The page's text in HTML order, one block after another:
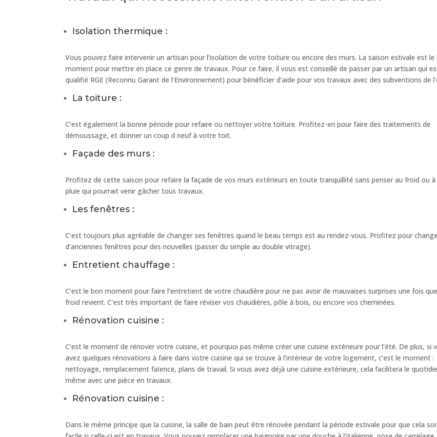
Isolation thermique :
Vous pouvez faire intervenir un artisan pour l’isolation de votre toiture ou encore des murs. La saison estivale est le
moment pour mettre en place ce genre de travaux. Pour ce faire, il vous est conseillé de passer par un artisan qui
qualifié RGE (Reconnu Garant de l’Environnement) pour bénéficier d’aide pour vos travaux avec des subventions de
La toiture :
C’est également la bonne période pour refaire ou nettoyer votre toiture. Profitez-en pour faire des traitements de
démoussage, et donner un coup d neuf à votre toit.
Façade des murs :
Profitez de cette saison pour refaire la façade de vos murs extérieurs en toute tranquillité sans penser au froid ou à
pluie qui pourrait venir gâcher tous travaux.
Les fenêtres :
C’est toujours plus agréable de changer ses fenêtres quand le beau temps est au rendez-vous. Profitez pour
d’anciennes fenêtres pour des nouvelles (passer du simple au double vitrage).
Entretient chauffage :
C’est le bon moment pour faire l’entretient de votre chaudière pour ne pas avoir de mauvaises surprises une fois
froid revient. C’est très important de faire réviser vos chaudières, pôle à bois, ou encore vos cheminées.
Rénovation cuisine :
C’est le moment de rénover votre cuisine, et pourquoi pas même créer une cuisine extérieure pour l’été. De plus, si
avez quelques rénovations à faire dans votre cuisine qui se trouve à l’intérieur de votre logement, c’est le moment :
nettoyage, remplacement faïence, plans de travail. Si vous avez déjà une cuisine extérieure, cela facilitera le
même avec une pièce en travaux.
Rénovation cuisine :
Dans le même principe que la cuisine, la salle de bain peut être rénovée pendant la période estivale pour que cela